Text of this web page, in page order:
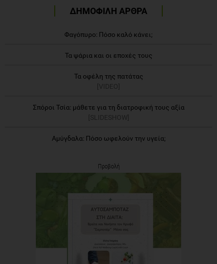
ΔΗΜΟΦΙΛΗ ΑΡΘΡΑ
Φαγόπυρο: Πόσο καλό κάνει;
Τα ψάρια και οι εποχές τους
Τα οφέλη της πατάτας
[VIDEO]
Σπόροι Τσία: μάθετε για τη διατροφική τους αξία
[SLIDESHOW]
Αμύγδαλα: Πόσο ωφελούν την υγεία;
Προβολή